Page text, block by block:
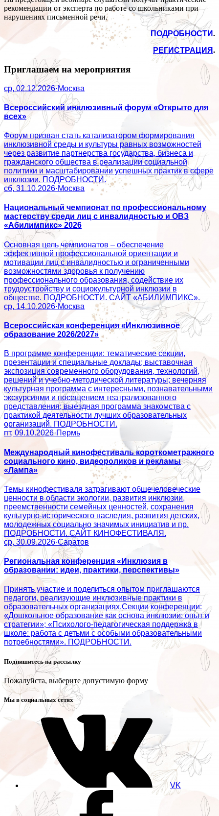
рекомендации от эксперта по работе со школьниками при
нарушениях письменной речи.
ПОДРОБНОСТИ.
РЕГИСТРАЦИЯ.
Приглашаем на мероприятия
ср, 02.12.2026·Москва
Всероссийский инклюзивный форум «Открыто для
всех»
Форум призван стать катализатором формирования
инклюзивной среды и культуры равных возможностей
через развитие партнерства государства, бизнеса и
гражданского общества в реализации социальной
политики и масштабировании успешных практик в сфере
инклюзии. ПОДРОБНОСТИ.
сб, 31.10.2026·Москва
Национальный чемпионат по профессиональному
мастерству среди лиц с инвалидностью и ОВЗ
«Абилимпикс» 2026
Основная цель чемпионатов – обеспечение
эффективной профессиональной ориентации и
мотивации лиц с инвалидностью и ограниченными
возможностями здоровья к получению
профессионального образования, содействие их
трудоустройству и социокультурной инклюзии в
обществе. ПОДРОБНОСТИ. САЙТ «АБИЛИМПИКС».
ср, 14.10.2026·Москва
Всероссийская конференция «Инклюзивное
образование 2026/2027»
В программе конференции: тематические секции,
презентации и специальные доклады; выставочная
экспозиция современного оборудования, технологий,
решений и учебно-методической литературы; вечерняя
культурная программа с интересными, познавательными
экскурсиями и посещением театрализованного
представления; выездная программа знакомства с
практикой деятельности лучших образовательных
организаций. ПОДРОБНОСТИ.
пт, 09.10.2026·Пермь
Международный кинофестиваль короткометражного
социального кино, видеороликов и рекламы
«Лампа»
Темы кинофестиваля затрагивают общечеловеческие
ценности в области экологии, развития инклюзии,
преемственности семейных ценностей, сохранения
культурно-исторического наследия, развития детских,
молодежных социально значимых инициатив и пр.
ПОДРОБНОСТИ. САЙТ КИНОФЕСТИВАЛЯ.
ср, 30.09.2026·Саратов
Региональная конференция «Инклюзия в
образовании: идеи, практики, перспективы»
Принять участие и поделиться опытом приглашаются
педагоги, реализующие инклюзивные практики в
образовательных организациях.Секции конференции:
«Дошкольное образование как основа инклюзии: опыт и
стратегии»; «Психолого‑педагогическая поддержка в
школе: работа с детьми с особыми образовательными
потребностями». ПОДРОБНОСТИ.
Подпишитесь на рассылку
Пожалуйста, выберите допустимую форму
Мы в социальных сетях
VK